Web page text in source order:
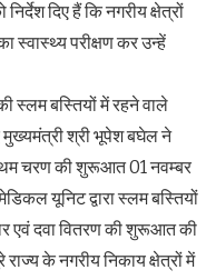
दिए हैं कि नगरीय क्षेत्रों
स्वास्थ्य परीक्षण कर उन्हें
स्लम बस्तियों में रहने वाले
मुख्यमंत्री श्री भूपेश बघेल ने
चरण की शुरूआत 01 नवम्बर
यूनिट द्वारा स्लम बस्तियों
एवं दवा वितरण की शुरूआत की
के नगरीय निकाय क्षेत्रों में